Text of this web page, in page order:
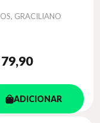
GRACILIANO
,90
ADICIONAR